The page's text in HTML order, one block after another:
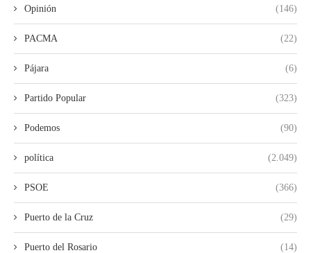
Opinión (146)
PACMA (22)
Pájara (6)
Partido Popular (323)
Podemos (90)
política (2.049)
PSOE (366)
Puerto de la Cruz (29)
Puerto del Rosario (14)